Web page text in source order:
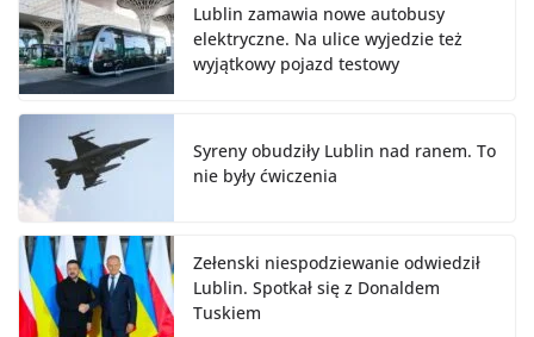
Lublin zamawia nowe autobusy
elektryczne. Na ulice wyjedzie też
wyjątkowy pojazd testowy
Syreny obudziły Lublin nad ranem. To
nie były ćwiczenia
Zełenski niespodziewanie odwiedził
Lublin. Spotkał się z Donaldem
Tuskiem